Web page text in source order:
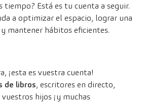
tiempo? Está es tu cuenta a seguir.
a optimizar el espacio, lograr una
mantener hábitos eficientes.
¡esta es vuestra cuenta!
de libros, escritores en directo,
vuestros hijos ¡y muchas